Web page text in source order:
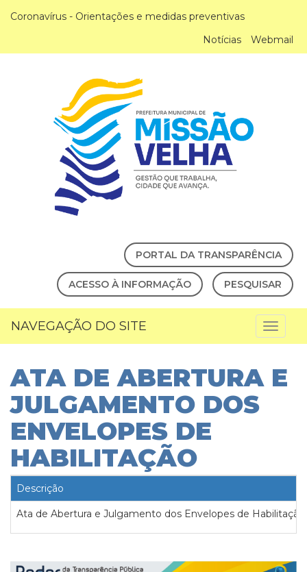
Coronavírus - Orientações e medidas preventivas
Notícias
Webmail
PORTAL DA TRANSPARÊNCIA
ACESSO À INFORMAÇÃO PESQUISAR
NAVEGAÇÃO DO SITE
ATA DE ABERTURA E
JULGAMENTO DOS
ENVELOPES DE
HABILITAÇÃO
Descrição
Ata de Abertura e Julgamento dos Envelopes de Habilitação